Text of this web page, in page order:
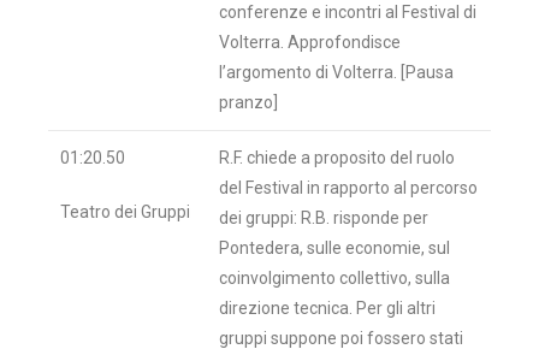
conferenze e incontri al Festival di
Volterra. Approfondisce
l’argomento di Volterra. [Pausa
pranzo]
01:20.50
Teatro dei Gruppi
R.F. chiede a proposito del ruolo
del Festival in rapporto al percorso
dei gruppi: R.B. risponde per
Pontedera, sulle economie, sul
coinvolgimento collettivo, sulla
direzione tecnica. Per gli altri
gruppi suppone poi fossero stati